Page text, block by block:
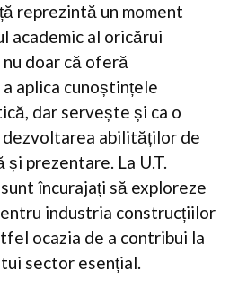
reprezintă un moment
academic al oricărui
doar că oferă
aplica cunoștințele
dar servește și ca o
abilităților de
prezentare. La U.T.
încurajați să exploreze
industria construcțiilor
ocazia de a contribui la
sector esențial.